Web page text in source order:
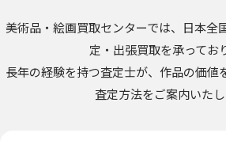
美術品・絵画買取センターでは、日本全
定・出張買取を承ってお
長年の経験を持つ査定士が、作品の価値
査定方法をご案内いたし